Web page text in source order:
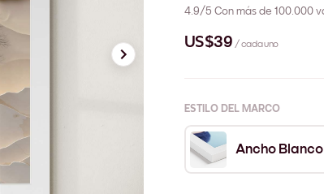
4.9/5 Con más de 100.000
US$39 / cada uno
ESTILO DEL MARCO
Ancho Blanco